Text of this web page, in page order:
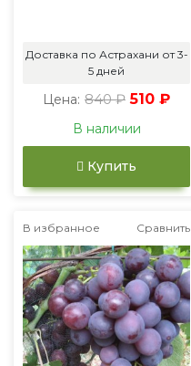
Доставка по Астрахани от 3-
5 дней
Цена: 840 ₽ 510 ₽
В наличии
Купить
В избранное Сравнить